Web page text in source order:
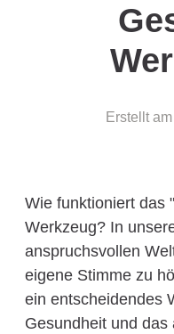
Erstellt am
Wie funktioniert das
Werkzeug? In
anspruchsvollen
eigene Stimme zu
ein entscheidendes
Gesundheit und